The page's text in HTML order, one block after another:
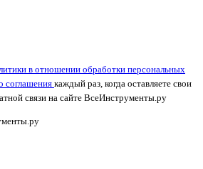
в отношении обработки персональных
соглашения каждый раз, когда оставляете свои
связи на сайте ВсеИнструменты.ру